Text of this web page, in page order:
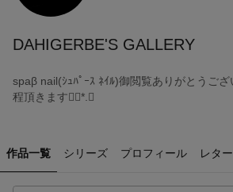
DAHIGERBE'S GALLERY
spaβ nail(ｼｭﾊﾟｰｽ ﾈｲﾙ)御閲覧ありがとうご
程頂きます❁⃘*.ﾟ
作品一覧 シリーズ プロフィール レター